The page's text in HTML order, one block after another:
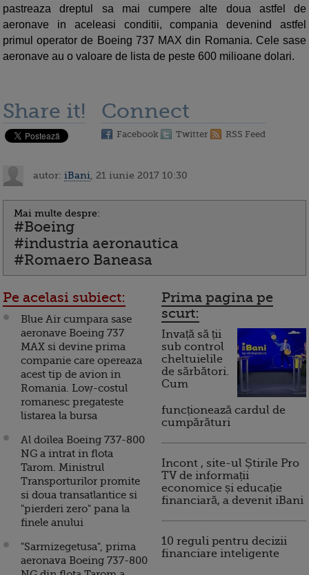
pastreaza dreptul sa mai cumpere alte doua astfel de
aeronave in aceleasi conditii, compania devenind astfel
primul operator de Boeing 737 MAX din Romania. Cele sase
aeronave au o valoare de lista de peste 600 milioane dolari.
Share it! Connect
Facebook Twitter RSS Feed
autor: iBani , 21 iunie 2017 10:30
Mai multe despre:
#Boeing
#industria aeronautica
#Romaero Baneasa
Pe acelasi subiect:
Blue Air cumpara sase
aeronave Boeing 737
MAX si devine prima
companie care opereaza
acest tip de avion in
Romania. Low-costul
romanesc pregateste
listarea la bursa
Al doilea Boeing 737-800
NG a intrat in flota
Tarom. Ministrul
Transporturilor promite
si doua transatlantice si
"pierderi zero" pana la
finele anului
"Sarmizegetusa", prima
aeronava Boeing 737-800
Prima pagina pe
scurt:
Invață să ții
sub control
cheltuielile
de sărbători.
Cum
funcționează cardul de
cumpărături
Incont , site-ul Știrile Pro
TV de informații
economice și educație
financiară, a devenit iBani
10 reguli pentru decizii
financiare inteligente